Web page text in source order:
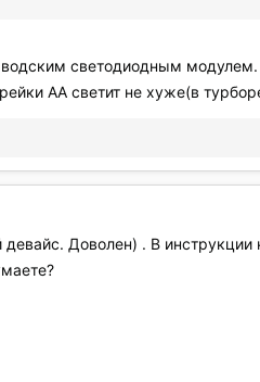
светодиодным
АА светит не хуже(в
Доволен) . В